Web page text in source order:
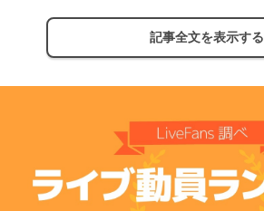
記事全文を表示する